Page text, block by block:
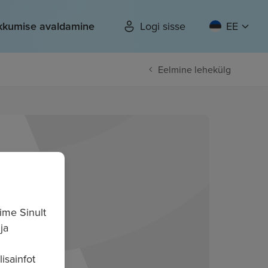
avaldamine Logi sisse EE
Eelmine lehekülg
Sinult